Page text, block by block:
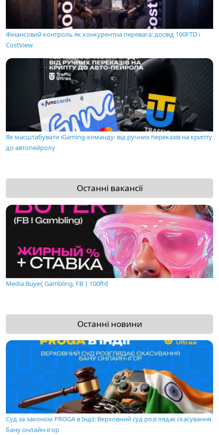
Фінансовий контроль як конкурентна перевага: досвід 100FTD і
CostView
Як масштабувати iGaming-команду: від ручних переказів на крипту
до автопейролу
Останні вакансії
Media Buyer, Gambling, FB | 100ftd
Останні новини
Суд за законом PROGA в Індії: Верховний суд розглядає скасування
бану онлайн-ігор